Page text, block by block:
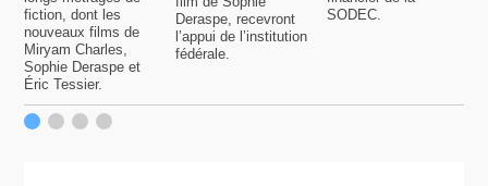
fiction, dont les
nouveaux films de
Miryam Charles,
Sophie Deraspe et
Éric Tessier.
Deraspe, recevront
l’appui de l’institution
fédérale.
SODEC.